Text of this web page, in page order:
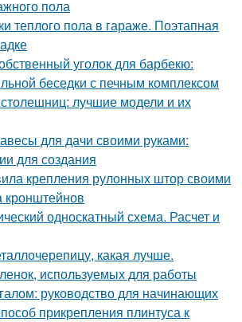
пола
теплого пола в гараже. Поэтапная
уголок для барбекю:
беседки с печным комплексом
лучшие модели и их
для дачи своими руками:
для создания
крепления рулонных штор своими
кронштейнов
односкатный схема. Расчет и
какая лучше.
используемых для работы
руководство для начинающих
прикрепления плинтуса к